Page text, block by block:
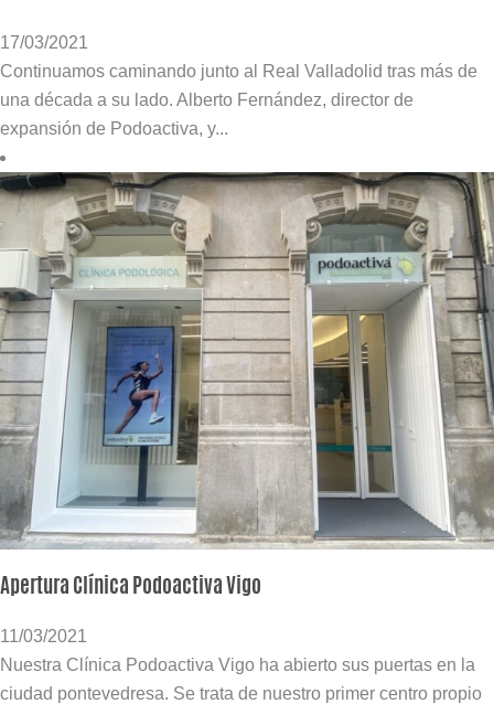
17/03/2021
Continuamos caminando junto al Real Valladolid tras más de
una década a su lado. Alberto Fernández, director de
expansión de Podoactiva, y...
Apertura Clínica Podoactiva Vigo
11/03/2021
Nuestra Clínica Podoactiva Vigo ha abierto sus puertas en la
ciudad pontevedresa. Se trata de nuestro primer centro propio